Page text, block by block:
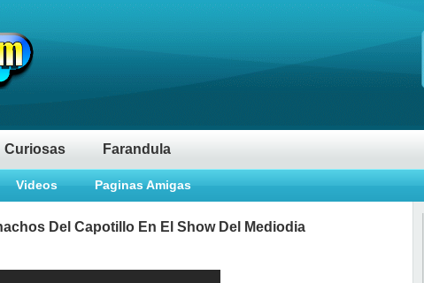
Curiosas Farandula
Videos Paginas Amigas
Del Capotillo En El Show Del Mediodia